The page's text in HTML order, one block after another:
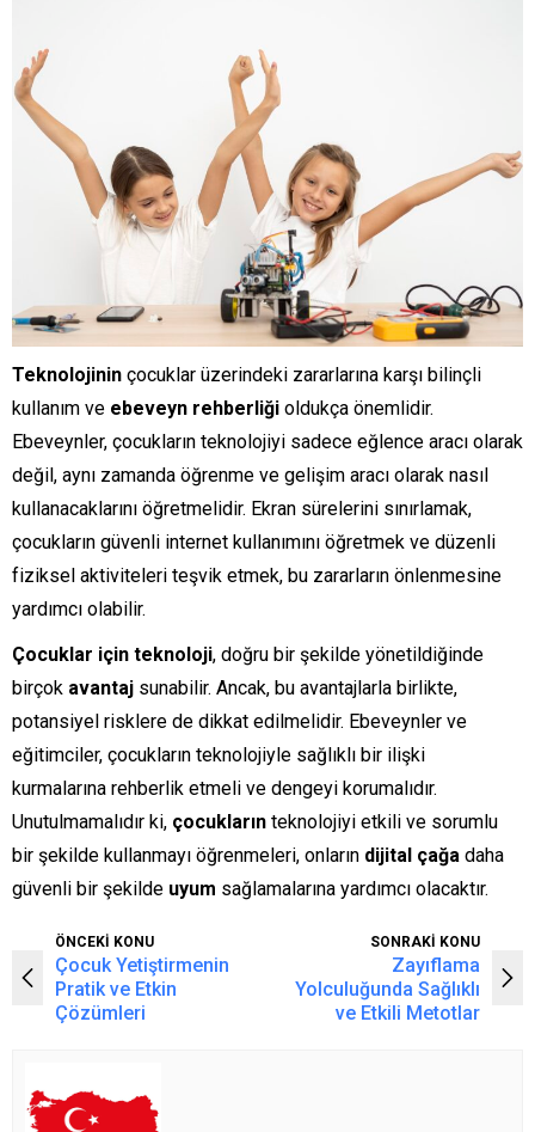
Teknolojinin çocuklar üzerindeki zararlarına karşı bilinçli
kullanım ve ebeveyn rehberliği oldukça önemlidir.
Ebeveynler, çocukların teknolojiyi sadece eğlence aracı olarak
değil, aynı zamanda öğrenme ve gelişim aracı olarak nasıl
kullanacaklarını öğretmelidir. Ekran sürelerini sınırlamak,
çocukların güvenli internet kullanımını öğretmek ve düzenli
fiziksel aktiviteleri teşvik etmek, bu zararların önlenmesine
yardımcı olabilir.
Çocuklar için teknoloji, doğru bir şekilde yönetildiğinde
birçok avantaj sunabilir. Ancak, bu avantajlarla birlikte,
potansiyel risklere de dikkat edilmelidir. Ebeveynler ve
eğitimciler, çocukların teknolojiyle sağlıklı bir ilişki
kurmalarına rehberlik etmeli ve dengeyi korumalıdır.
Unutulmamalıdır ki, çocukların teknolojiyi etkili ve sorumlu
bir şekilde kullanmayı öğrenmeleri, onların dijital çağa daha
güvenli bir şekilde uyum sağlamalarına yardımcı olacaktır.
ÖNCEKİ KONU
Çocuk Yetiştirmenin
Pratik ve Etkin
Çözümleri
SONRAKİ KONU
Zayıflama
Yolculuğunda Sağlıklı
ve Etkili Metotlar